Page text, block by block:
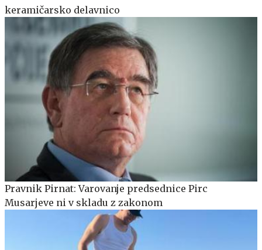
keramičarsko delavnico
Pravnik Pirnat: Varovanje predsednice Pirc
Musarjeve ni v skladu z zakonom